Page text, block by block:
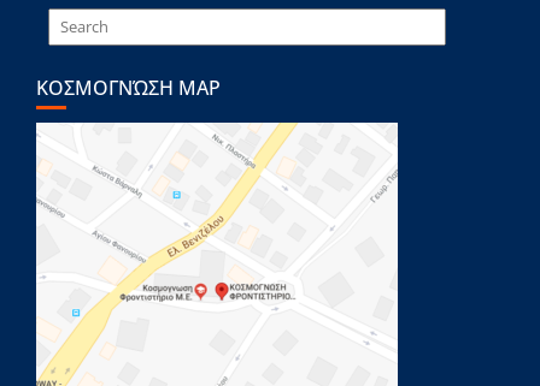
ΚΟΣΜΟΓΝΏΣΗ MAP